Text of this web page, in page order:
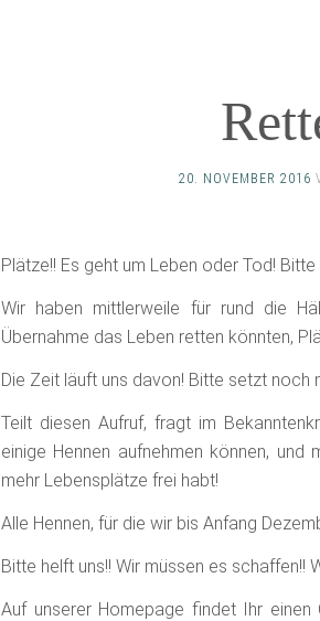
20. NOVEMBER 2016
Plätze!! Es geht um Leben oder Tod! Bitte
Wir haben mittlerweile für rund die
Übernahme das Leben retten könnten,
Die Zeit läuft uns davon! Bitte setzt noch
Teilt diesen Aufruf, fragt im
einige Hennen aufnehmen können,
mehr Lebensplätze frei habt!
Alle Hennen, für die wir bis Anfang
Bitte helft uns!! Wir müssen es schaffen!!
Auf unserer Homepage findet Ihr